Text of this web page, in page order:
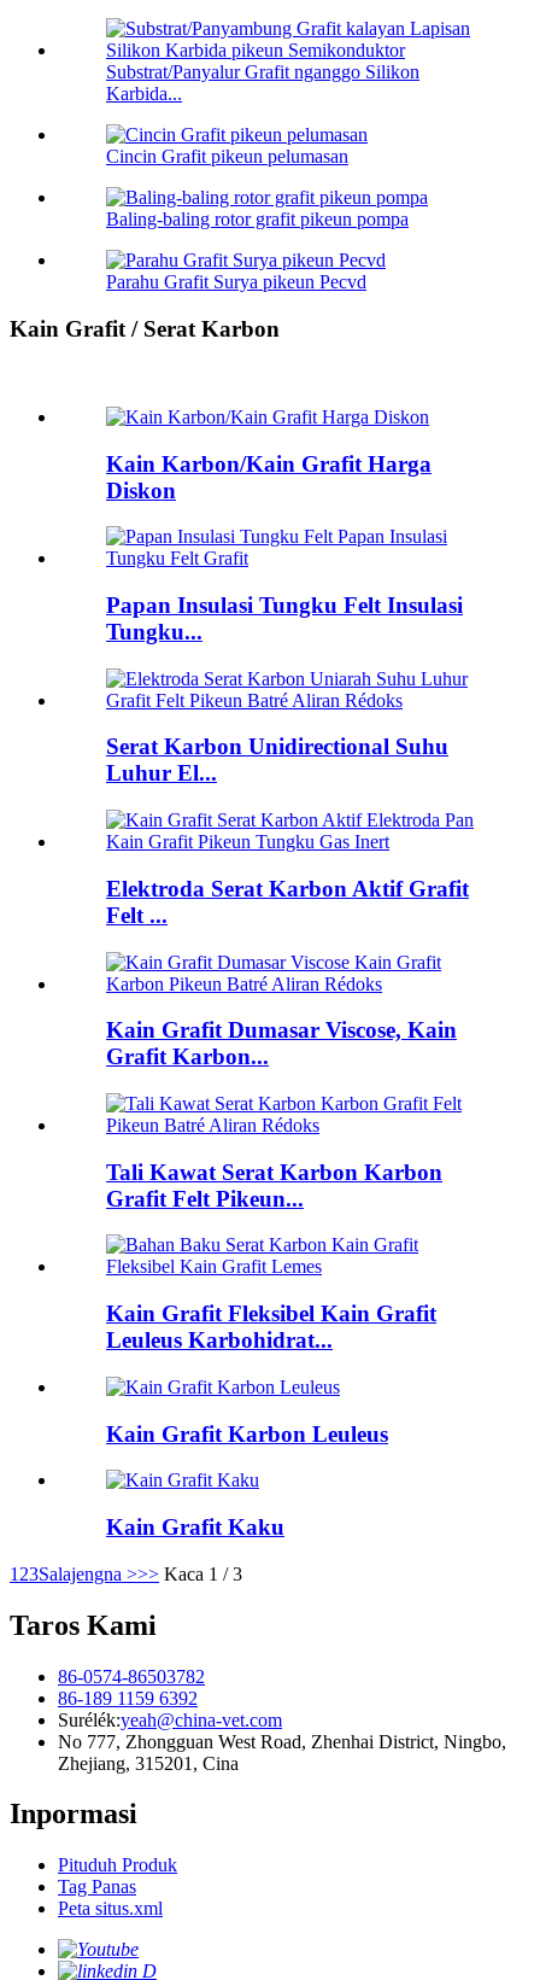
Substrat/Panyalur Grafit nganggo Silikon
Karbida...
Cincin Grafit pikeun pelumasan
Baling-baling rotor grafit pikeun pompa
Parahu Grafit Surya pikeun Pecvd
Kain Grafit / Serat Karbon
Kain Karbon/Kain Grafit Harga
Diskon
Papan Insulasi Tungku Felt Insulasi
Tungku...
Serat Karbon Unidirectional Suhu
Luhur El...
Elektroda Serat Karbon Aktif Grafit
Felt ...
Kain Grafit Dumasar Viscose, Kain
Grafit Karbon...
Tali Kawat Serat Karbon Karbon
Grafit Felt Pikeun...
Kain Grafit Fleksibel Kain Grafit
Leuleus Karbohidrat...
Kain Grafit Karbon Leuleus
Kain Grafit Kaku
1 23Salajengna >>> Kaca 1 / 3
Taros Kami
86-0574-86503782
86-189 1159 6392
Surélék:yeah@china-vet.com
No 777, Zhongguan West Road, Zhenhai District, Ningbo,
Zhejiang, 315201, Cina
Inpormasi
Pituduh Produk
Tag Panas
Peta situs.xml